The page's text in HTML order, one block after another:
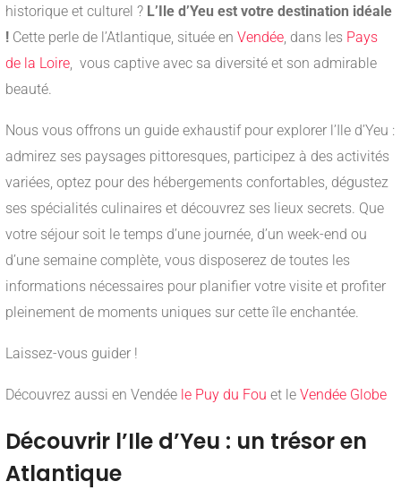
historique et culturel ? L’Ile d’Yeu est votre destination idéale
! Cette perle de l’Atlantique, située en Vendée, dans les Pays
de la Loire, vous captive avec sa diversité et son admirable
beauté.
Nous vous offrons un guide exhaustif pour explorer l’Ile d’Yeu :
admirez ses paysages pittoresques, participez à des activités
variées, optez pour des hébergements confortables, dégustez
ses spécialités culinaires et découvrez ses lieux secrets. Que
votre séjour soit le temps d’une journée, d’un week-end ou
d’une semaine complète, vous disposerez de toutes les
informations nécessaires pour planifier votre visite et profiter
pleinement de moments uniques sur cette île enchantée.
Laissez-vous guider !
Découvrez aussi en Vendée le Puy du Fou et le Vendée Globe
Découvrir l’Ile d’Yeu : un trésor en
Atlantique